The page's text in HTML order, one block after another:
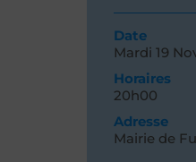
Date
Mardi 19
Horaires
20h00
Adresse
Mairie de